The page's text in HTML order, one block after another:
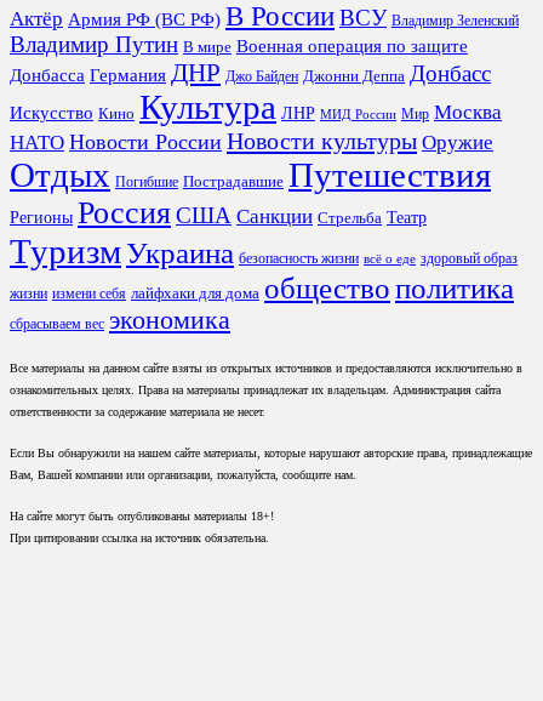
Актёр Армия РФ (ВС РФ) В РоссииВСУ Владимир Зеленский
Владимир Путин В мире Военная операция по защите
Донбасса Германия ДНР Джо Байден Джонни Деппа Донбасс
Искусство Кино Культура ЛНР МИД России Мир Москва
НАТО Новости России Новости культуры Оружие
Отдых Погибшие Пострадавшие Путешествия
Регионы Россия США Санкции Стрельба Театр
ТуризмУкраина безопасность жизни всё о еде здоровый образ
жизни измени себя лайфхаки для дома обществополитика
сбрасываем вес экономика
Все материалы на данном сайте взяты из открытых источников и предоставляются исключительно в
ознакомительных целях. Права на материалы принадлежат их владельцам. Администрация сайта
ответственности за содержание материала не несет.
Если Вы обнаружили на нашем сайте материалы, которые нарушают авторские права, принадлежащие
Вам, Вашей компании или организации, пожалуйста, сообщите нам.
На сайте могут быть опубликованы материалы 18+!
При цитировании ссылка на источник обязательна.